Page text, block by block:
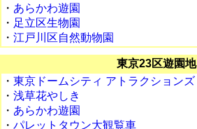
・ あらかわ遊園
・ 足立区生物園
・ 江戸川区自然動物園
東京23区遊園地
・ 東京ドームシティ アトラクションズ
・ 浅草花やしき
・ あらかわ遊園
・ パレットタウン大観覧車